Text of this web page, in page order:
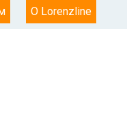
О Lorenzline